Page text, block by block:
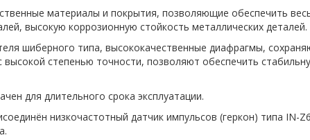
материалы и покрытия, позволяющие обеспечить
высокую коррозионную стойкость металлических деталей.
шиберного типа, высококачественные диафрагмы,
высокой степенью точности, позволяют обеспечить
для длительного срока эксплуатации.
низкочастотный датчик импульсов (геркон) типа IN-